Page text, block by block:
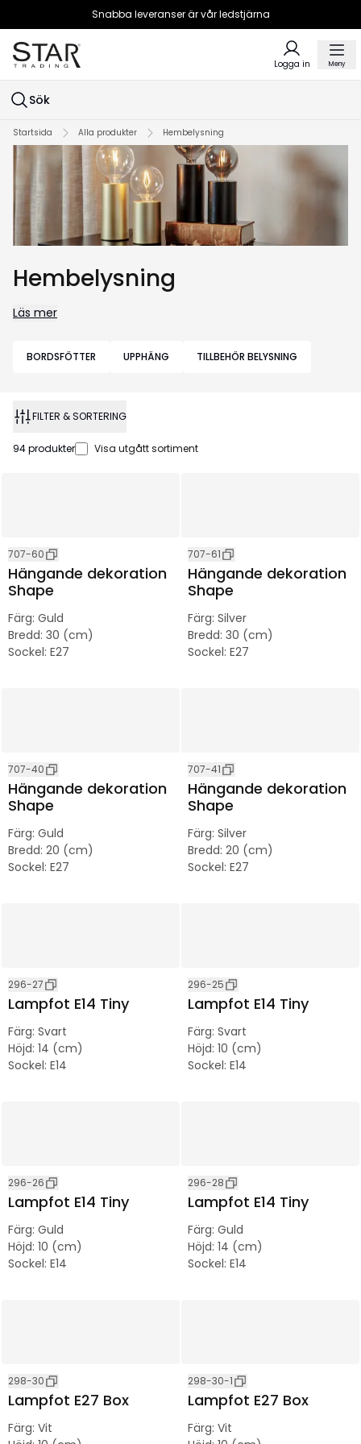
Snabba leveranser är vår ledstjärna
Logga in Meny
Sök
Startsida Alla produkter Hembelysning
Hembelysning
Läs mer
BORDSFÖTTER UPPHÄNG TILLBEHÖR BELYSNING
FILTER & SORTERING
94produkter Visa utgått sortiment
707-60
Hängande dekoration
Shape
Färg: Guld
Bredd: 30 (cm)
Sockel: E27
707-61
Hängande dekoration
Shape
Färg: Silver
Bredd: 30 (cm)
Sockel: E27
707-40
Hängande dekoration
Shape
Färg: Guld
Bredd: 20 (cm)
Sockel: E27
707-41
Hängande dekoration
Shape
Färg: Silver
Bredd: 20 (cm)
Sockel: E27
296-27
Lampfot E14 Tiny
Färg: Svart
Höjd: 14 (cm)
Sockel: E14
296-25
Lampfot E14 Tiny
Färg: Svart
Höjd: 10 (cm)
Sockel: E14
296-26
Lampfot E14 Tiny
Färg: Guld
Höjd: 10 (cm)
Sockel: E14
296-28
Lampfot E14 Tiny
Färg: Guld
Höjd: 14 (cm)
Sockel: E14
298-30
Lampfot E27 Box
Färg: Vit
298-30-1
Lampfot E27 Box
Färg: Vit